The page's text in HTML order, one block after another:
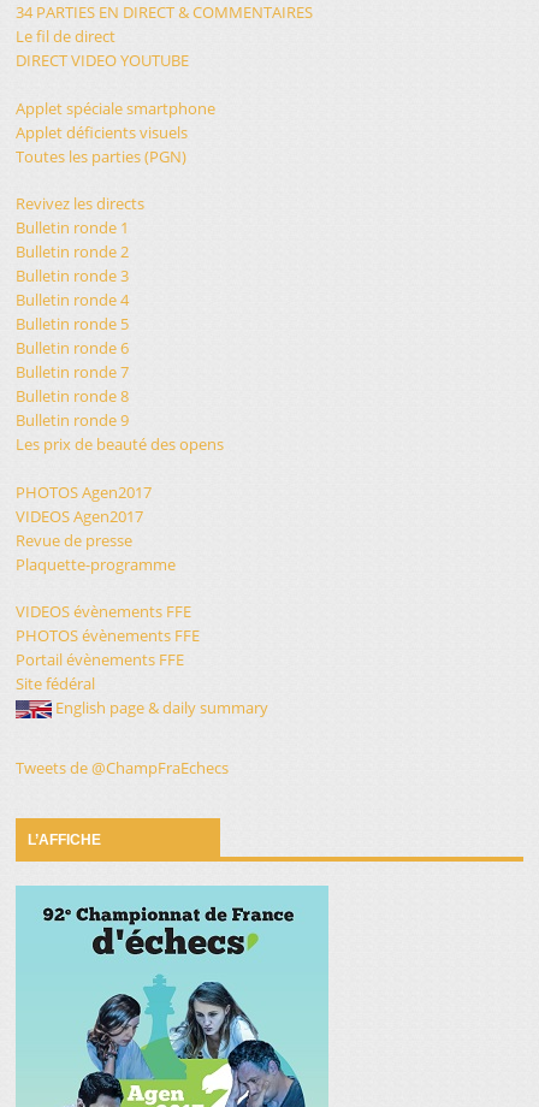
34 PARTIES EN DIRECT & COMMENTAIRES
Le fil de direct
DIRECT VIDEO YOUTUBE
Applet spéciale smartphone
Applet déficients visuels
Toutes les parties (PGN)
Revivez les directs
Bulletin ronde 1
Bulletin ronde 2
Bulletin ronde 3
Bulletin ronde 4
Bulletin ronde 5
Bulletin ronde 6
Bulletin ronde 7
Bulletin ronde 8
Bulletin ronde 9
Les prix de beauté des opens
PHOTOS Agen2017
VIDEOS Agen2017
Revue de presse
Plaquette-programme
VIDEOS évènements FFE
PHOTOS évènements FFE
Portail évènements FFE
Site fédéral
English page & daily summary
Tweets de @ChampFraEchecs
L’AFFICHE